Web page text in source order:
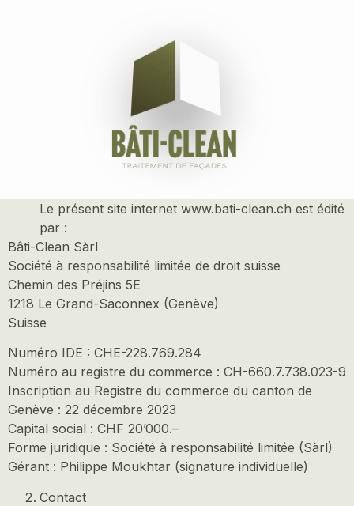
Mentions
légales
Le présent site internet www.bati-clean.ch est édité
par :
Bâti-Clean Sàrl
Société à responsabilité limitée de droit suisse
Chemin des Préjins 5E
1218 Le Grand-Saconnex (Genève)
Suisse
Numéro IDE : CHE-228.769.284
Numéro au registre du commerce : CH-660.7.738.023-9
Inscription au Registre du commerce du canton de
Genève : 22 décembre 2023
Capital social : CHF 20’000.–
Forme juridique : Société à responsabilité limitée (Sàrl)
Gérant : Philippe Moukhtar (signature individuelle)
Contact